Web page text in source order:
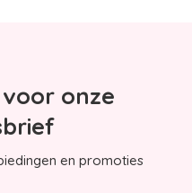
onze
en promoties